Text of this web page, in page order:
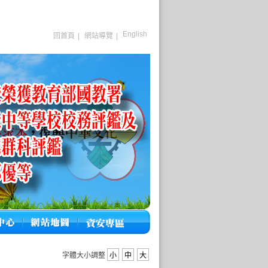
回首頁 網站導覽 English
字體大小調整 小 中 大